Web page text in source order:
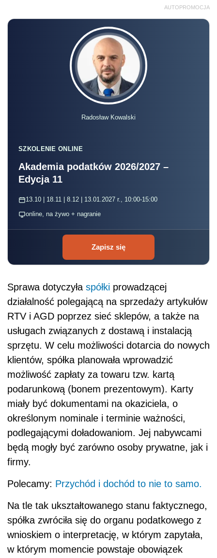
AUTOPROMOCJA
Radosław Kowalski
SZKOLENIE ONLINE
Akademia podatków 2026/2027 –
Edycja 11
13.10 | 18.11 | 8.12 | 13.01.2027 r., 10:00-15:00
online, na żywo + nagranie
Zapisz się
Sprawa dotyczyła spółki prowadzącej
działalność polegającą na sprzedaży artykułów
RTV i AGD poprzez sieć sklepów, a także na
usługach związanych z dostawą i instalacją
sprzętu. W celu możliwości dotarcia do nowych
klientów, spółka planowała wprowadzić
możliwość zapłaty za towaru tzw. kartą
podarunkową (bonem prezentowym). Karty
miały być dokumentami na okaziciela, o
określonym nominale i terminie ważności,
podlegającymi doładowaniom. Jej nabywcami
będą mogły być zarówno osoby prywatne, jak i
firmy.
Polecamy: Przychód i dochód to nie to samo.
Na tle tak ukształtowanego stanu faktycznego,
spółka zwróciła się do organu podatkowego z
wnioskiem o interpretację, w którym zapytała,
w którym momencie powstaje obowiązek